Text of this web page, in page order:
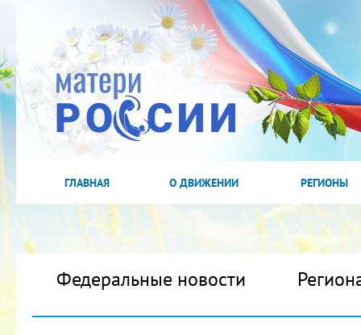
ГЛАВНАЯ О ДВИЖЕНИИ РЕГИОНЫ
Федеральные новости